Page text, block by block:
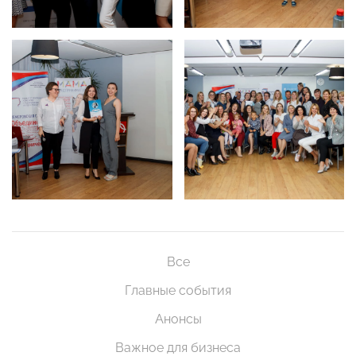
Все
Главные события
Анонсы
Важное для бизнеса